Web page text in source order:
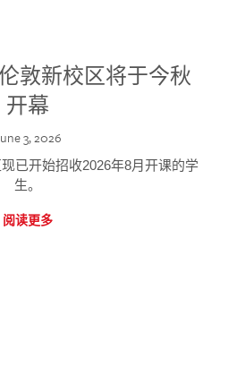
敦新校区将于今秋
开幕
3, 2026
已开始招收2026年8月开课的学
生。
阅读更多